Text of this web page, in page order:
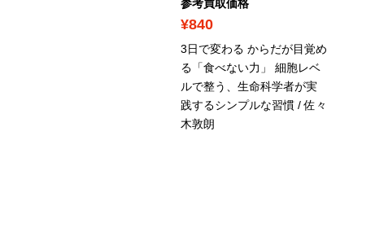
参考買取価格
¥840
3日で変わる からだが目覚め
る「食べない力」 細胞レベ
ルで整う、生命科学者が実
践するシンプルな習慣 / 佐々
木敦朗